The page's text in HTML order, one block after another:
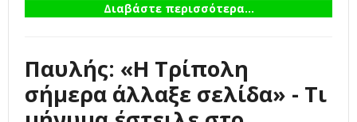
Διαβάστε περισσότερα...
Παυλής: «Η Τρίπολη
σήμερα άλλαξε σελίδα» - Τι